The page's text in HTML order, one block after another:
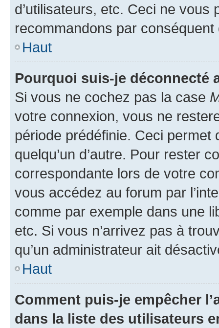
d’utilisateurs, etc. Ceci ne vous
recommandons par conséquent
Haut
Pourquoi suis-je déconnecté
Si vous ne cochez pas la case
votre connexion, vous ne
période prédéfinie. Ceci permet
quelqu’un d’autre. Pour rester
correspondante lors de votre
vous accédez au forum par
comme par exemple dans une
etc. Si vous n’arrivez pas à
qu’un administrateur ait
Haut
Comment puis-je empêcher
dans la liste des utilisateurs